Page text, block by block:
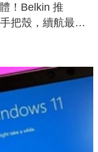
！Belkin 推
把殼，續航最高